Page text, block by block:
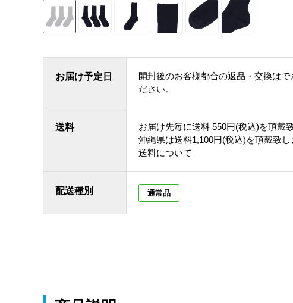
お届け予定日
開封後のお客様都合の返品・交換はで
ださい。
送料 お届け先毎に送料 550円(税込)を頂戴
沖縄県は送料1,100円(税込)を頂戴致し
送料について
配送種別 通常品